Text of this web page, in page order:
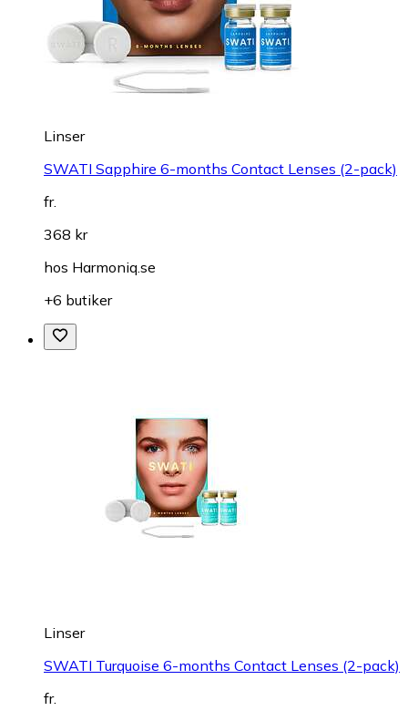
Linser
SWATI Sapphire 6-months Contact Lenses (2-pack)
fr.
368 kr
hos Harmoniq.se
+6 butiker
Linser
SWATI Turquoise 6-months Contact Lenses (2-pack)
fr.